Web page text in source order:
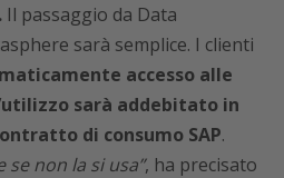
Il passaggio da Data
sarà semplice. I clienti
accesso alle
sarà addebitato in
di consumo SAP.
se non la si usa”, ha precisato